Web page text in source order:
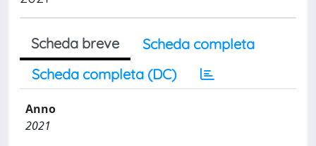
Scheda breve
Scheda completa
Scheda completa (DC)
Anno
2021